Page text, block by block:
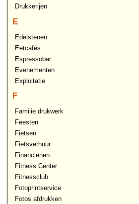
Drukkerijen
E
Edelstenen
Eetcafés
Espressobar
Evenementen
Exploitatie
F
Familie drukwerk
Feesten
Fietsen
Fietsverhuur
Financiënen
Fitness Center
Fitnessclub
Fotoprintservice
Fotos afdrukken